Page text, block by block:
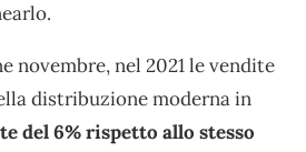
novembre, nel 2021 le vendite
distribuzione moderna in
del 6% rispetto allo stesso